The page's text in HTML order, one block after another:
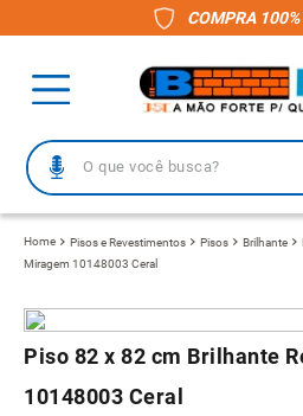
COMPRA 100%
O que você busca?
Pisos e Revestimentos Pisos Brilhante
Miragem 10148003 Ceral
Piso 82 x 82 cm Brilhante
10148003 Ceral
1º piso
2º porcelanato
3 º telha
4º vaso sanitário